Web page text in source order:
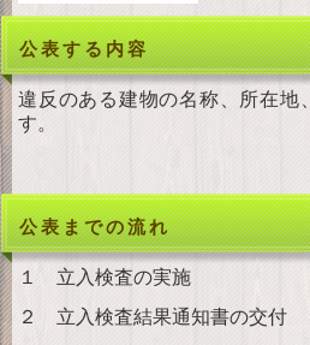
公表する内容
違反のある建物の名称、所在地
す。
公表までの流れ
１ 立入検査の実施
２ 立入検査結果通知書の交付